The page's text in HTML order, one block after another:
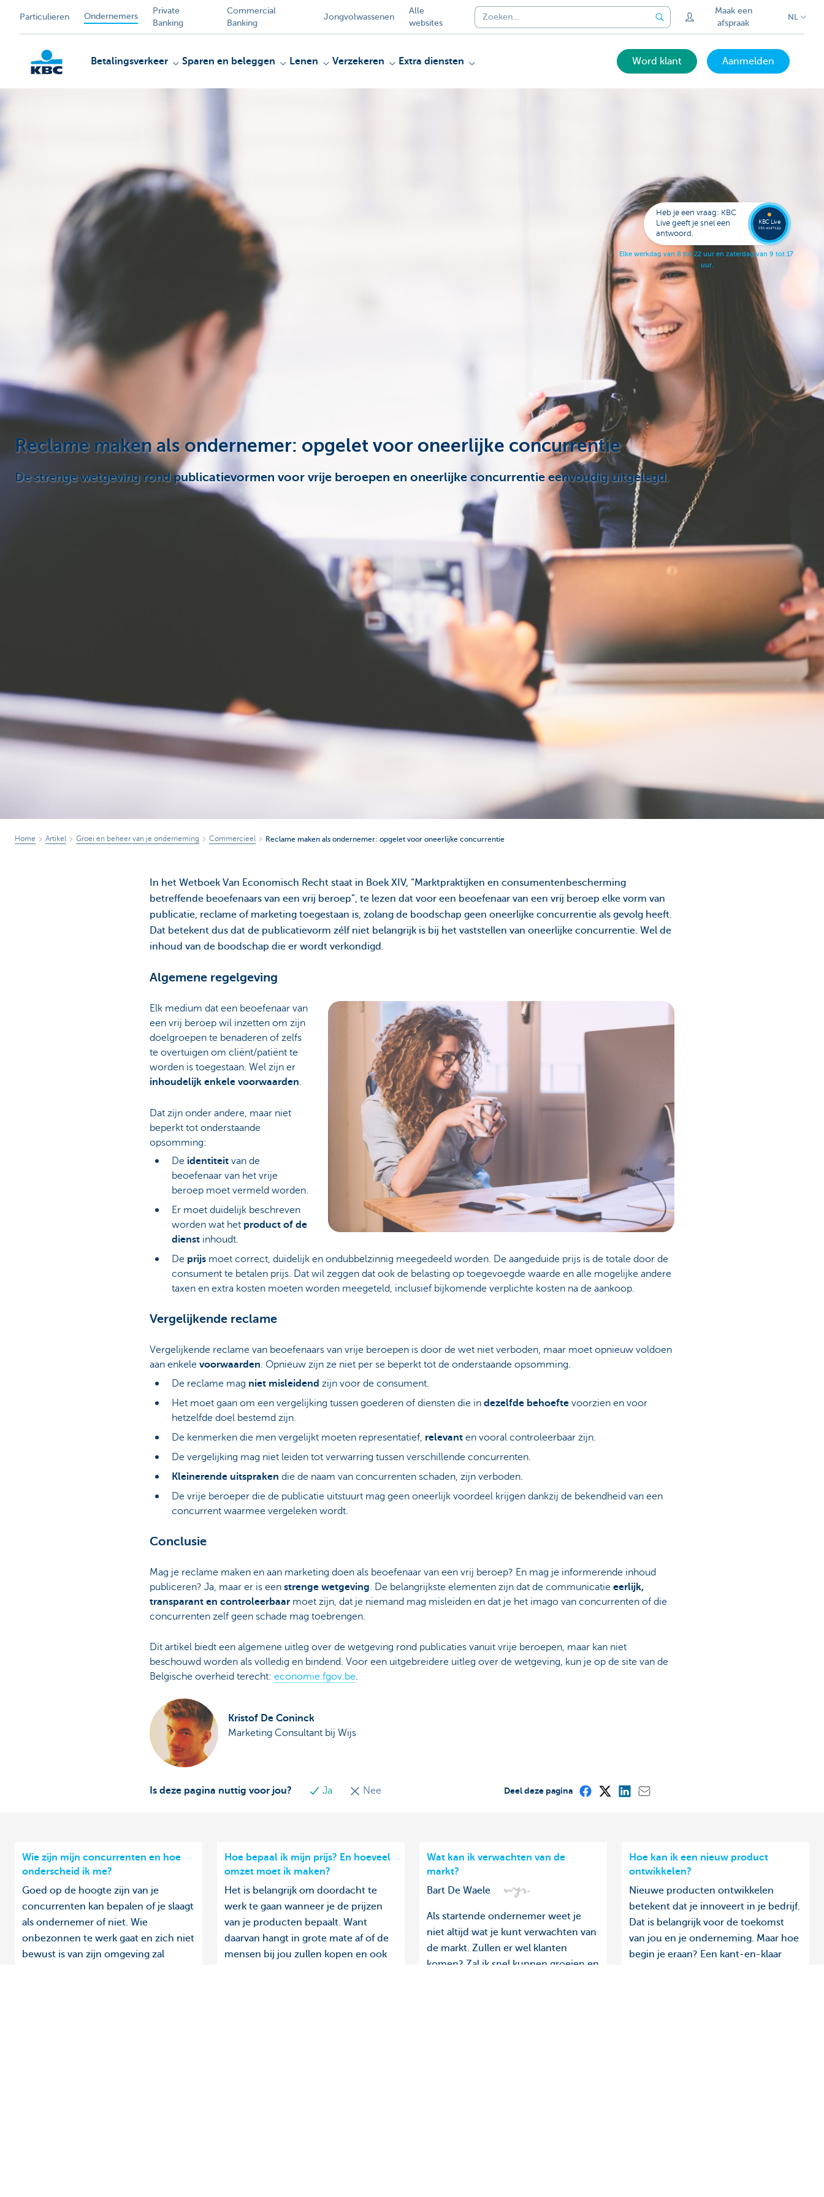
Particulieren Ondernemers
Private
Banking
Commercial
Banking
Jongvolwassenen
Alle
websites
Maak een
afspraak
NL
Betalingsverkeer Sparen en beleggen Lenen Verzekeren Extra diensten Word klant Aanmelden
Reclame maken als ondernemer: opgelet voor oneerlijke concurrentie
De strenge wetgeving rond publicatievormen voor vrije beroepen en oneerlijke concurrentie eenvoudig uitgelegd.
Home Artikel Groei en beheer van je onderneming Commercieel Reclame maken als ondernemer: opgelet voor oneerlijke concurrentie
In het Wetboek Van Economisch Recht staat in Boek XIV, “Marktpraktijken en consumentenbescherming
betreffende beoefenaars van een vrij beroep”, te lezen dat voor een beoefenaar van een vrij beroep elke vorm van
publicatie, reclame of marketing toegestaan is, zolang de boodschap geen oneerlijke concurrentie als gevolg heeft.
Dat betekent dus dat de publicatievorm zélf niet belangrijk is bij het vaststellen van oneerlijke concurrentie. Wel de
inhoud van de boodschap die er wordt verkondigd.
Algemene regelgeving
Elk medium dat een beoefenaar van
een vrij beroep wil inzetten om zijn
doelgroepen te benaderen of zelfs
te overtuigen om cliënt/patiënt te
worden is toegestaan. Wel zijn er
inhoudelijk enkele voorwaarden.
Dat zijn onder andere, maar niet
beperkt tot onderstaande
opsomming:
De identiteit van de
beoefenaar van het vrije
beroep moet vermeld worden.
Er moet duidelijk beschreven
worden wat het product of de
dienst inhoudt.
De prijs moet correct, duidelijk en ondubbelzinnig meegedeeld worden. De aangeduide prijs is de totale door de
consument te betalen prijs. Dat wil zeggen dat ook de belasting op toegevoegde waarde en alle mogelijke andere
taxen en extra kosten moeten worden meegeteld, inclusief bijkomende verplichte kosten na de aankoop.
Vergelijkende reclame
Vergelijkende reclame van beoefenaars van vrije beroepen is door de wet niet verboden, maar moet opnieuw voldoen
aan enkele voorwaarden. Opnieuw zijn ze niet per se beperkt tot de onderstaande opsomming.
De reclame mag niet misleidend zijn voor de consument.
Het moet gaan om een vergelijking tussen goederen of diensten die in dezelfde behoefte voorzien en voor
hetzelfde doel bestemd zijn.
De kenmerken die men vergelijkt moeten representatief, relevant en vooral controleerbaar zijn.
De vergelijking mag niet leiden tot verwarring tussen verschillende concurrenten.
Kleinerende uitspraken die de naam van concurrenten schaden, zijn verboden.
De vrije beroeper die de publicatie uitstuurt mag geen oneerlijk voordeel krijgen dankzij de bekendheid van een
concurrent waarmee vergeleken wordt.
Conclusie
Mag je reclame maken en aan marketing doen als beoefenaar van een vrij beroep? En mag je informerende inhoud
publiceren? Ja, maar er is een strenge wetgeving . De belangrijkste elementen zijn dat de communicatie eerlijk,
transparant en controleerbaar moet zijn, dat je niemand mag misleiden en dat je het imago van concurrenten of die
concurrenten zelf geen schade mag toebrengen.
Dit artikel biedt een algemene uitleg over de wetgeving rond publicaties vanuit vrije beroepen, maar kan niet
beschouwd worden als volledig en bindend. Voor een uitgebreidere uitleg over de wetgeving, kun je op de site van de
Belgische overheid terecht: economie.fgov.be.
Kristof De Coninck
Marketing Consultant bij Wijs
Is deze pagina nuttig voor jou? Ja Nee Deel deze pagina
Wie zijn mijn concurrenten en hoe
onderscheid ik me?
Goed op de hoogte zijn van je
concurrenten kan bepalen of je slaagt
als ondernemer of niet. Wie
onbezonnen te werk gaat en zich niet
bewust is van zijn omgeving zal
Hoe bepaal ik mijn prijs? En hoeveel
omzet moet ik maken?
Het is belangrijk om doordacht te
werk te gaan wanneer je de prijzen
van je producten bepaalt. Want
daarvan hangt in grote mate af of de
mensen bij jou zullen kopen en ook
Wat kan ik verwachten van de
markt?
Bart De Waele
Als startende ondernemer weet je
niet altijd wat je kunt verwachten van
de markt. Zullen er wel klanten
komen? Zal ik snel kunnen groeien en
Hoe kan ik een nieuw product
ontwikkelen?
Nieuwe producten ontwikkelen
betekent dat je innoveert in je bedrijf.
Dat is belangrijk voor de toekomst
van jou en je onderneming. Maar hoe
begin je eraan? Een kant-en-klaar
Heb je een vraag: KBC
Live geeft je snel een
antwoord.
Elke werkdag van 8 tot 22 uur en zaterdag van 9 tot 17
uur.
KBC Live
klik voor hulp